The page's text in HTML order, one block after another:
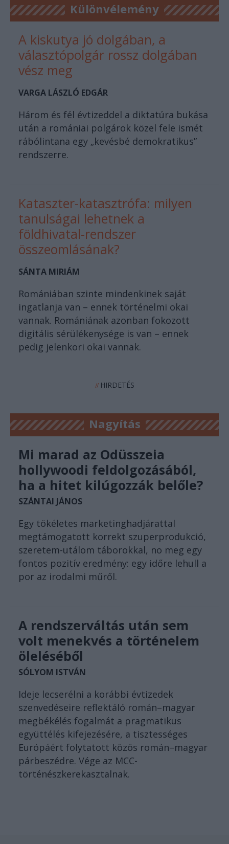
Különvélemény
A kiskutya jó dolgában, a
választópolgár rossz dolgában
vész meg
VARGA LÁSZLÓ EDGÁR
Három és fél évtizeddel a diktatúra bukása
után a romániai polgárok közel fele ismét
rábólintana egy „kevésbé demokratikus”
rendszerre.
Kataszter-katasztrófa: milyen
tanulságai lehetnek a
földhivatal-rendszer
összeomlásának?
SÁNTA MIRIÁM
Romániában szinte mindenkinek saját
ingatlanja van – ennek történelmi okai
vannak. Romániának azonban fokozott
digitális sérülékenysége is van – ennek
pedig jelenkori okai vannak.
//HIRDETÉS
Nagyítás
Mi marad az Odüsszeia
hollywoodi feldolgozásából,
ha a hitet kilúgozzák belőle?
SZÁNTAI JÁNOS
Egy tökéletes marketinghadjárattal
megtámogatott korrekt szuperprodukció,
szeretem-utálom táborokkal, no meg egy
fontos pozitív eredmény: egy időre lehull a
por az irodalmi műről.
A rendszerváltás után sem
volt menekvés a történelem
öleléséből
SÓLYOM ISTVÁN
Ideje lecserélni a korábbi évtizedek
szenvedéseire reflektáló román–magyar
megbékélés fogalmát a pragmatikus
együttélés kifejezésére, a tisztességes
Európáért folytatott közös román–magyar
párbeszédre. Vége az MCC-
történészkerekasztalnak.